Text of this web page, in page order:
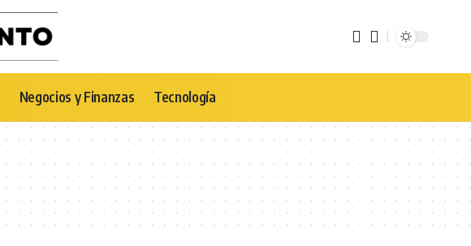
Negocios y Finanzas Tecnología